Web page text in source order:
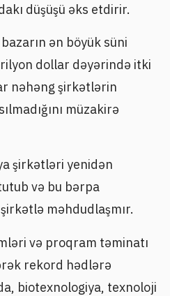
düşüşü əks etdirir.
ən böyük süni
dollar dəyərində itki
nəhəng şirkətlərin
müzakirə
şirkətləri yenidən
və bu bərpa
məhdudlaşmır.
və proqram təminatı
rekord hədlərə
biotexnologiya, texnoloji